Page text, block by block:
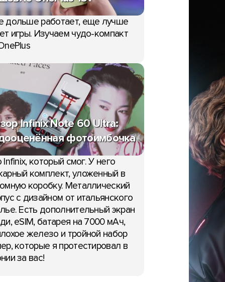
дольше работает, еще лучше
игры. Изучаем чудо-компакт
Infinix Note 60 Ultra:
фотоимбочка
Infinix, который смог. У него
комплект, уложенный в
коробку. Металлический
с дизайном от итальянского
Есть дополнительный экран
eSIM, батарея на 7000 мАч,
железо и тройной набор
которые я протестировал в
за вас!